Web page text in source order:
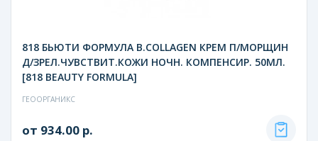
818 БЬЮТИ ФОРМУЛА B.COLLAGEN КРЕМ П/МОРЩИН
Д/ЗРЕЛ.ЧУВСТВИТ.КОЖИ НОЧН. КОМПЕНСИР. 50МЛ.
[818 BEAUTY FORMULA]
ГЕООРГАНИКС
от 934.00 р.